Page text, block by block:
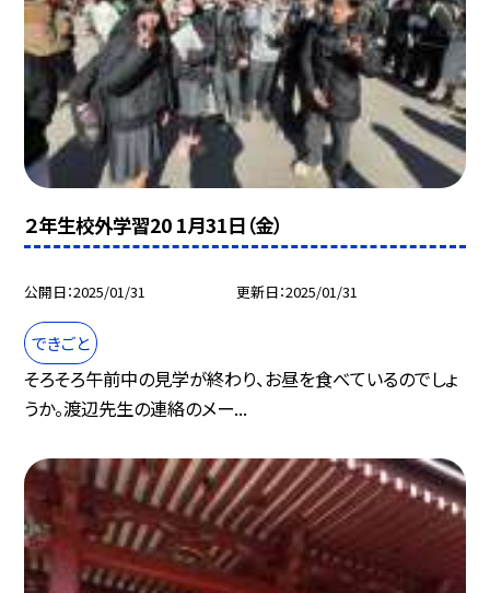
２年生校外学習20 1月31日（金）
公開日 2025/01/31 更新日 2025/01/31
できごと
そろそろ午前中の見学が終わり、お昼を食べているのでしょ
うか。渡辺先生の連絡のメー...